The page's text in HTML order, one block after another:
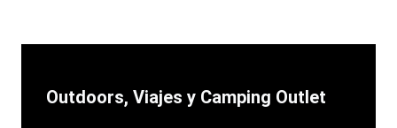
Outdoors, Viajes y Camping Outlet